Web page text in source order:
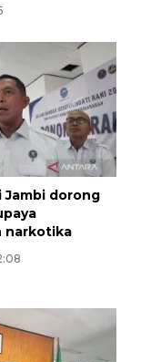
Jambi dorong
narkotika